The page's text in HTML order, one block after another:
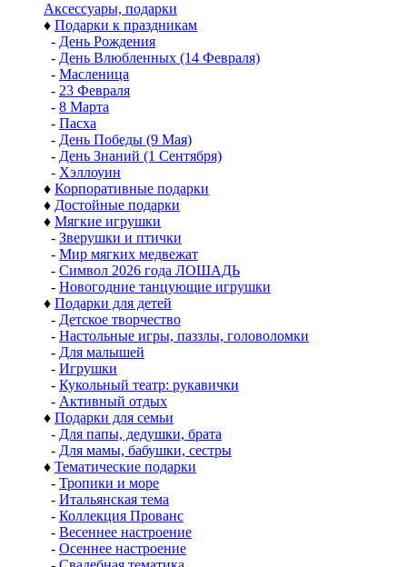
Аксессуары, подарки
♦ Подарки к праздникам
- День Рождения
- День Влюбленных (14 Февраля)
- Масленица
- 23 Февраля
- 8 Марта
- Пасха
- День Победы (9 Мая)
- День Знаний (1 Сентября)
- Хэллоуин
♦ Корпоративные подарки
♦ Достойные подарки
♦ Мягкие игрушки
- Зверушки и птички
- Мир мягких медвежат
- Символ 2026 года ЛОШАДЬ
- Новогодние танцующие игрушки
♦ Подарки для детей
- Детское творчество
- Настольные игры, паззлы, головоломки
- Для малышей
- Игрушки
- Кукольный театр: рукавички
- Активный отдых
♦ Подарки для семьи
- Для папы, дедушки, брата
- Для мамы, бабушки, сестры
♦ Тематические подарки
- Тропики и море
- Итальянская тема
- Коллекция Прованс
- Весеннее настроение
- Осеннее настроение